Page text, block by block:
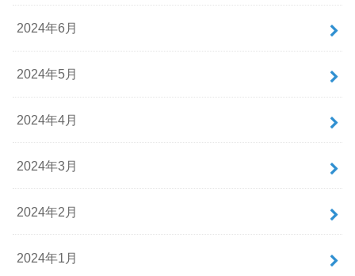
2024年6月
2024年5月
2024年4月
2024年3月
2024年2月
2024年1月